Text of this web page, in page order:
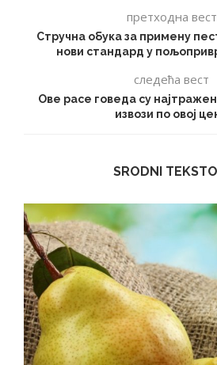
претходна вест
Стручна обука за примену
нови стандард у
следећа вест
Ове расе говеда су
извози по овој
SRODNI